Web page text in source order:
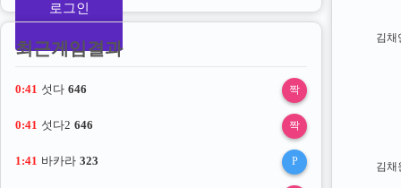
로그인
최근게임결과
0:41 섯다 646 짝
0:41 섯다2 646 짝
1:41 바카라 323 P
김채
김채